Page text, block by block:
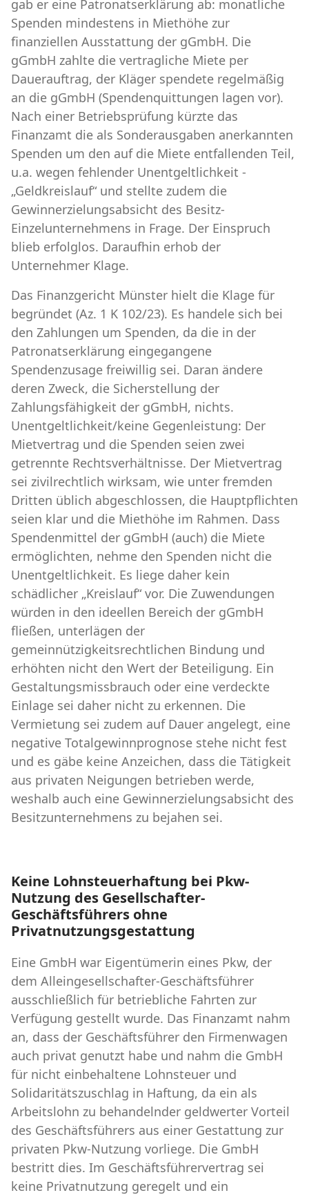
gab er eine Patronatserklärung ab: monatliche
Spenden mindestens in Miethöhe zur
finanziellen Ausstattung der gGmbH. Die
gGmbH zahlte die vertragliche Miete per
Dauerauftrag, der Kläger spendete regelmäßig
an die gGmbH (Spendenquittungen lagen vor).
Nach einer Betriebsprüfung kürzte das
Finanzamt die als Sonderausgaben anerkannten
Spenden um den auf die Miete entfallenden Teil,
u.a. wegen fehlender Unentgeltlichkeit -
„Geldkreislauf“ und stellte zudem die
Gewinnerzielungsabsicht des Besitz-
Einzelunternehmens in Frage. Der Einspruch
blieb erfolglos. Daraufhin erhob der
Unternehmer Klage.
Das Finanzgericht Münster hielt die Klage für
begründet (Az. 1 K 102/23). Es handele sich bei
den Zahlungen um Spenden, da die in der
Patronatserklärung eingegangene
Spendenzusage freiwillig sei. Daran ändere
deren Zweck, die Sicherstellung der
Zahlungsfähigkeit der gGmbH, nichts.
Unentgeltlichkeit/keine Gegenleistung: Der
Mietvertrag und die Spenden seien zwei
getrennte Rechtsverhältnisse. Der Mietvertrag
sei zivilrechtlich wirksam, wie unter fremden
Dritten üblich abgeschlossen, die Hauptpflichten
seien klar und die Miethöhe im Rahmen. Dass
Spendenmittel der gGmbH (auch) die Miete
ermöglichten, nehme den Spenden nicht die
Unentgeltlichkeit. Es liege daher kein
schädlicher „Kreislauf“ vor. Die Zuwendungen
würden in den ideellen Bereich der gGmbH
fließen, unterlägen der
gemeinnützigkeitsrechtlichen Bindung und
erhöhten nicht den Wert der Beteiligung. Ein
Gestaltungsmissbrauch oder eine verdeckte
Einlage sei daher nicht zu erkennen. Die
Vermietung sei zudem auf Dauer angelegt, eine
negative Totalgewinnprognose stehe nicht fest
und es gäbe keine Anzeichen, dass die Tätigkeit
aus privaten Neigungen betrieben werde,
weshalb auch eine Gewinnerzielungsabsicht des
Besitzunternehmens zu bejahen sei.
Keine Lohnsteuerhaftung bei Pkw-
Nutzung des Gesellschafter-
Geschäftsführers ohne
Privatnutzungsgestattung
Eine GmbH war Eigentümerin eines Pkw, der
dem Alleingesellschafter-Geschäftsführer
ausschließlich für betriebliche Fahrten zur
Verfügung gestellt wurde. Das Finanzamt nahm
an, dass der Geschäftsführer den Firmenwagen
auch privat genutzt habe und nahm die GmbH
für nicht einbehaltene Lohnsteuer und
Solidaritätszuschlag in Haftung, da ein als
Arbeitslohn zu behandelnder geldwerter Vorteil
des Geschäftsführers aus einer Gestattung zur
privaten Pkw-Nutzung vorliege. Die GmbH
bestritt dies. Im Geschäftsführervertrag sei
keine Privatnutzung geregelt und ein